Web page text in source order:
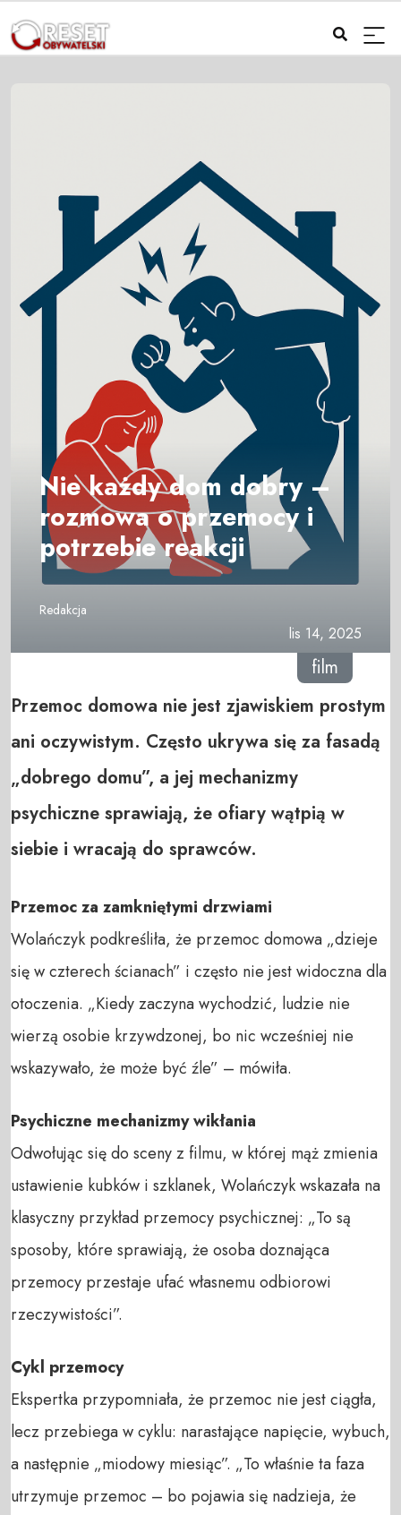
Nie każdy dom dobry –
rozmowa o przemocy i
potrzebie reakcji
Redakcja
lis 14, 2025
film
Przemoc domowa nie jest zjawiskiem prostym
ani oczywistym. Często ukrywa się za fasadą
„dobrego domu”, a jej mechanizmy
psychiczne sprawiają, że ofiary wątpią w
siebie i wracają do sprawców.
Przemoc za zamkniętymi drzwiami
Wolańczyk podkreśliła, że przemoc domowa „dzieje
się w czterech ścianach” i często nie jest widoczna dla
otoczenia. „Kiedy zaczyna wychodzić, ludzie nie
wierzą osobie krzywdzonej, bo nic wcześniej nie
wskazywało, że może być źle” – mówiła.
Psychiczne mechanizmy wikłania
Odwołując się do sceny z filmu, w której mąż zmienia
ustawienie kubków i szklanek, Wolańczyk wskazała na
klasyczny przykład przemocy psychicznej: „To są
sposoby, które sprawiają, że osoba doznająca
przemocy przestaje ufać własnemu odbiorowi
rzeczywistości”.
Cykl przemocy
Ekspertka przypomniała, że przemoc nie jest ciągła,
lecz przebiega w cyklu: narastające napięcie, wybuch,
a następnie „miodowy miesiąc”. „To właśnie ta faza
utrzymuje przemoc – bo pojawia się nadzieja, że